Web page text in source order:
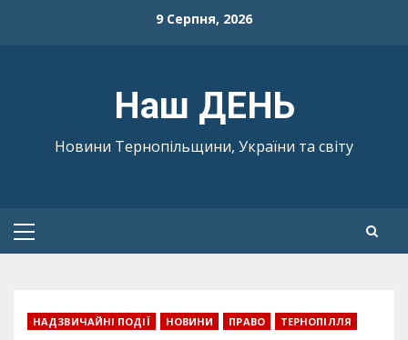
9 Серпня, 2026
Наш ДЕНЬ
Новини Тернопільщини, України та світу
Primary
НАДЗВИЧАЙНІ ПОДІЇ НОВИНИ ПРАВО ТЕРНОПІЛЛЯ